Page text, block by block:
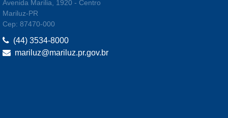
Avenida Marilia, 1920 - Centro
Mariluz-PR
Cep: 87470-000
(44) 3534-8000
mariluz@mariluz.pr.gov.br